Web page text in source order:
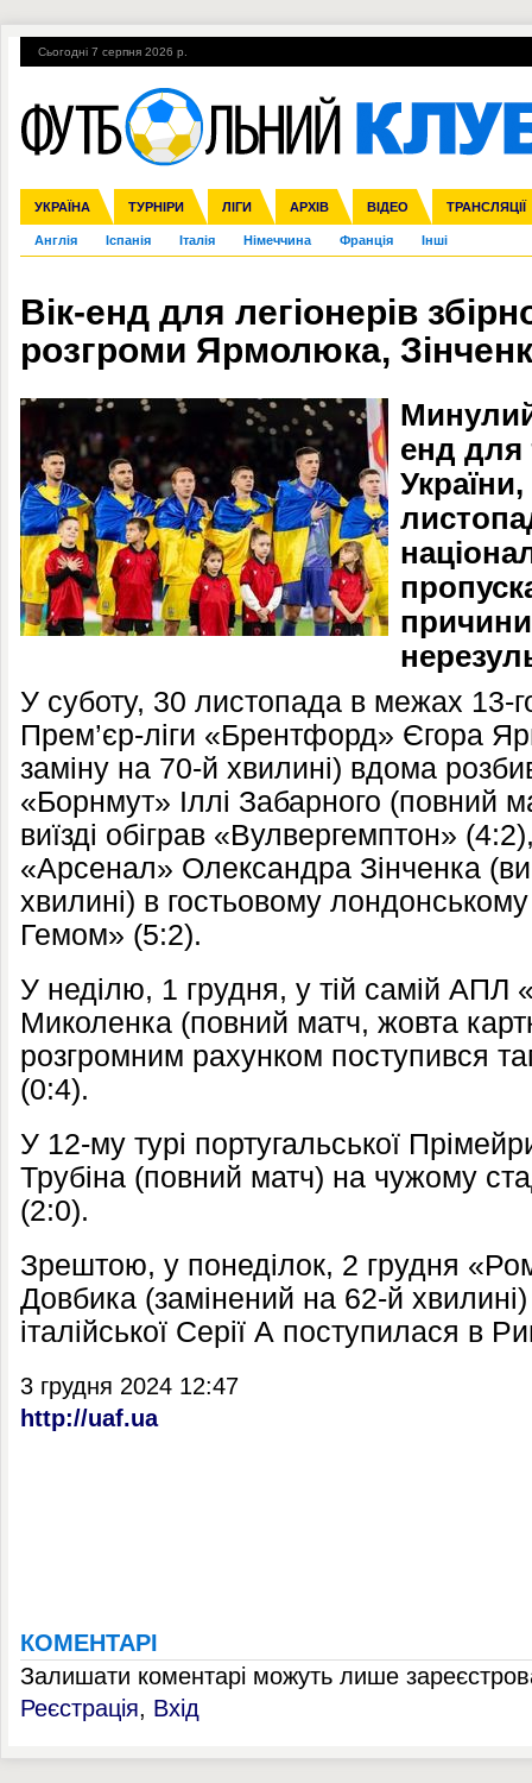
Сьогодні 7 серпня 2026 р.
УКРАЇНА ТУРНІРИ ЛІГИ АРХІВ ВІДЕО ТРАНСЛЯЦІЇ
Збірна Прем'єр-ліга Перша ліга Друга ліга Кубок України
Ліга чемпіонів Ліга Європи Міжнародні Ліга націй Ліга
Англія Іспанія Італія Німеччина Франція Інші
ЧС-2014 ЄВРО-2016 Росія Кубок конфедерацій ЧЄ-2015 (U-
Гарячі теми УПЛ, 1-й тур ВІЙНА УПЛ-ПЕРЕХОДИ
Вік-енд для легіонерів
розгроми Ярмолюка,
енд для
У суботу, 30 листопада в межах 13-
Прем’єр-ліги «Брентфорд» Єгора
заміну на 70-й хвилині) вдома
«Борнмут» Іллі Забарного (повний
виїзді обіграв «Вулвергемптон»
«Арсенал» Олександра Зінченка
хвилині) в гостьовому
Гемом» (5:2).
У неділю, 1 грудня, у тій самій АПЛ
Миколенка (повний матч, жовта
розгромним рахунком поступився
(0:4).
У 12-му турі португальської
Трубіна (повний матч) на чужому
(2:0).
Зрештою, у понеділок, 2 грудня
Довбика (замінений на 62-й
італійської Серії А поступилася в
3 грудня 2024 12:47
http://uaf.ua
КОМЕНТАРІ
Залишати коментарі можуть лише
Реєстрація, Вхід